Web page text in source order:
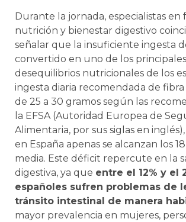
Durante la jornada, especialistas en
nutrición y bienestar digestivo
señalar que la insuficiente ingesta
convertido en uno de los principales
desequilibrios nutricionales de los
ingesta diaria recomendada de
de 25 a 30 gramos según las
la EFSA (Autoridad Europea de
Alimentaria, por sus siglas en
en España apenas se alcanzan los
media. Este déficit repercute en la
digestiva, ya que entre el 12% y el
españoles sufren problemas de
tránsito intestinal de manera
mayor prevalencia en mujeres,